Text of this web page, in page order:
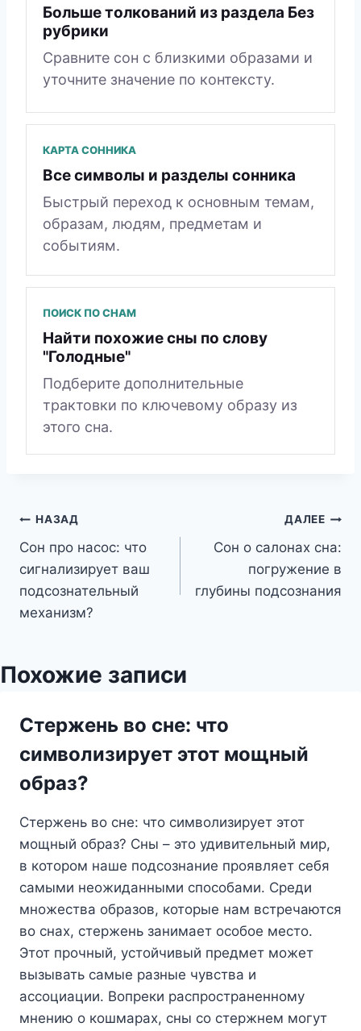
Больше толкований из раздела Без
рубрики
Сравните сон с близкими образами и
уточните значение по контексту.
КАРТА СОННИКА
Все символы и разделы сонника
Быстрый переход к основным темам,
образам, людям, предметам и
событиям.
ПОИСК ПО СНАМ
Найти похожие сны по слову
"Голодные"
Подберите дополнительные
трактовки по ключевому образу из
этого сна.
Навигация
по
записям
НАЗАД
Сон про насос: что
сигнализирует ваш
подсознательный
механизм?
ДАЛЕЕ
Сон о салонах сна:
погружение в
глубины подсознания
Похожие записи
Стержень во сне: что
символизирует этот мощный
образ?
Стержень во сне: что символизирует этот
мощный образ? Сны – это удивительный мир,
в котором наше подсознание проявляет себя
самыми неожиданными способами. Среди
множества образов, которые нам встречаются
во снах, стержень занимает особое место.
Этот прочный, устойчивый предмет может
вызывать самые разные чувства и
ассоциации. Вопреки распространенному
мнению о кошмарах, сны со стержнем могут